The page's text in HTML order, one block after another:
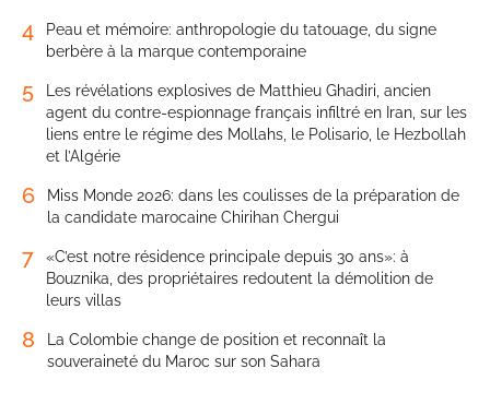
4
Peau et mémoire: anthropologie du tatouage, du signe
berbère à la marque contemporaine
5
Les révélations explosives de Matthieu Ghadiri, ancien
agent du contre-espionnage français infiltré en Iran, sur les
liens entre le régime des Mollahs, le Polisario, le Hezbollah
et l’Algérie
6
Miss Monde 2026: dans les coulisses de la préparation de
la candidate marocaine Chirihan Chergui
7
«C’est notre résidence principale depuis 30 ans»: à
Bouznika, des propriétaires redoutent la démolition de
leurs villas
8
La Colombie change de position et reconnaît la
souveraineté du Maroc sur son Sahara